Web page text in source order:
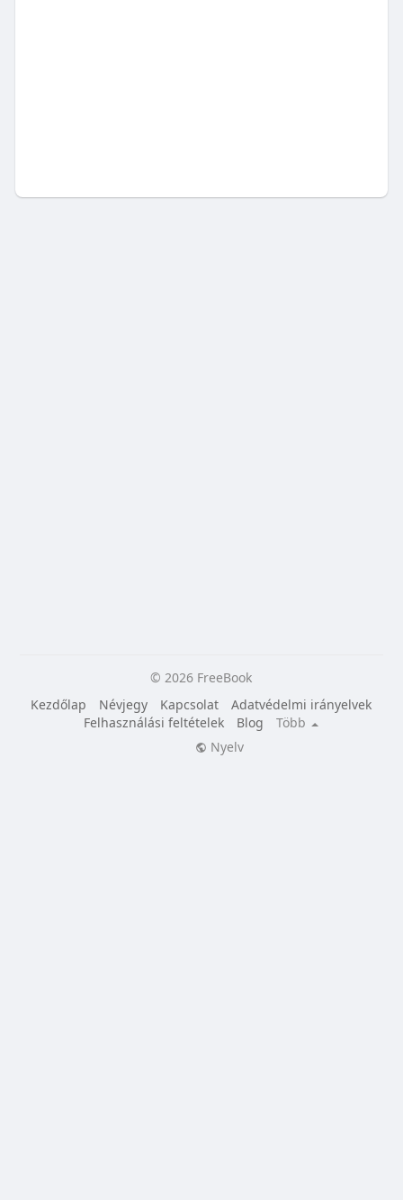
© 2026 FreeBook
Kezdőlap
Névjegy Kapcsolat
Adatvédelmi irányelvek
Felhasználási feltételek
Blog
Több
Nyelv